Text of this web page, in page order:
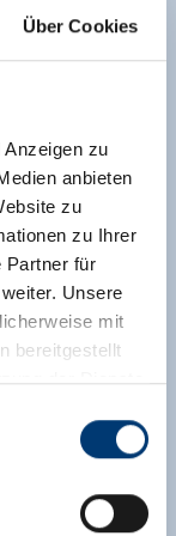
Über Cookies
zu
anbieten
zu
zu Ihrer
Partner für
Unsere
mit
bereitgestellt
der Dienste
OPEN TODAY